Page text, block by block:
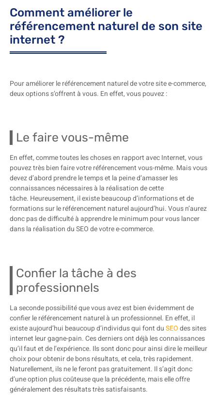
Comment améliorer le
référencement naturel de son site
internet ?
Pour améliorer le référencement naturel de votre site e-commerce,
deux options s’offrent à vous. En effet, vous pouvez :
Le faire vous-même
En effet, comme toutes les choses en rapport avec Internet, vous
pouvez très bien faire votre référencement vous-même. Mais vous
devez d’abord prendre le temps et la peine d’amasser les
connaissances nécessaires à la réalisation de cette
tâche. Heureusement, il existe beaucoup d’informations et de
formations sur le référencement naturel aujourd’hui. Vous n’aurez
donc pas de difficulté à apprendre le minimum pour vous lancer
dans la réalisation du SEO de votre e-commerce.
Confier la tâche à des
professionnels
La seconde possibilité que vous avez est bien évidemment de
confier le référencement naturel à un professionnel. En effet, il
existe aujourd’hui beaucoup d’individus qui font duSEOdes sites
internet leur gagne-pain. Ces derniers ont déjà les connaissances
qu’il faut et de l’expérience. Ils sont donc pour ainsi dire le meilleur
choix pour obtenir de bons résultats, et cela, très rapidement.
Naturellement, ils ne le feront pas gratuitement. Il s’agit donc
d’une option plus coûteuse que la précédente, mais elle offre
généralement des résultats très satisfaisants.